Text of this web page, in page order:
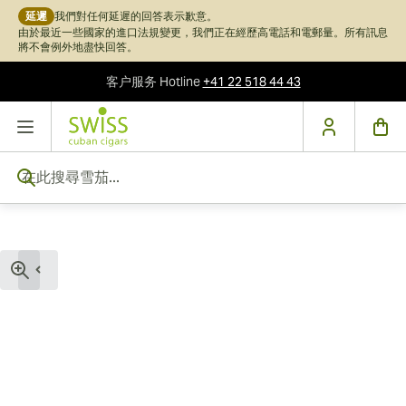
延遲 我們對任何延遲的回答表示歉意。
由於最近一些國家的進口法規變更，我們正在經歷高電話和電郵量。所有訊息
將不會例外地盡快回答。
客户服务 Hotline+41 22 518 44 43